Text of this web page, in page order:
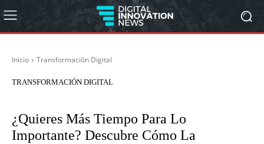
Inicio Transformación Digital
TRANSFORMACIÓN DIGITAL
¿Quieres Más Tiempo Para Lo
Importante? Descubre Cómo La